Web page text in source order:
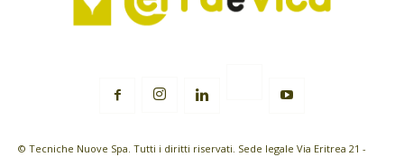
© Tecniche Nuove Spa. Tutti i diritti riservati. Sede legale Via Eritrea 21 -